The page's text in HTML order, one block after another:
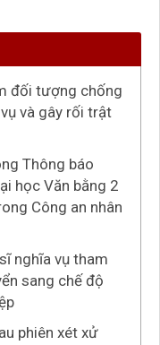
đối tượng chống
và gây rối trật
Thông báo
học Văn bằng 2
Công an nhân
nghĩa vụ tham
sang chế độ
phiên xét xử